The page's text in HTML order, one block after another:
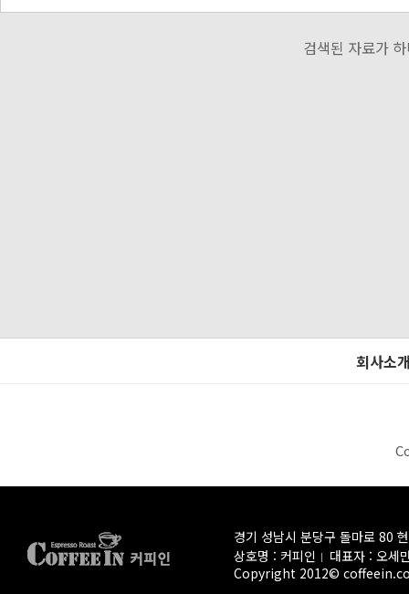
검색된 자료가
회사소
경기 성남시 분당구 돌마로 80
상호명 : 커피인
대표자 : 오세
Copyright 2012©